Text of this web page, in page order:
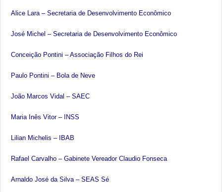
Alice Lara – Secretaria de Desenvolvimento Econômico
José Michel – Secretaria de Desenvolvimento Econômico
Conceição Pontini – Associação Filhos do Rei
Paulo Pontini – Bola de Neve
João Marcos Vidal – SAEC
Maria Inês Vitor – INSS
Lilian Michelis – IBAB
Rafael Carvalho – Gabinete Vereador Claudio Fonseca
Arnaldo José da Silva – SEAS Sé